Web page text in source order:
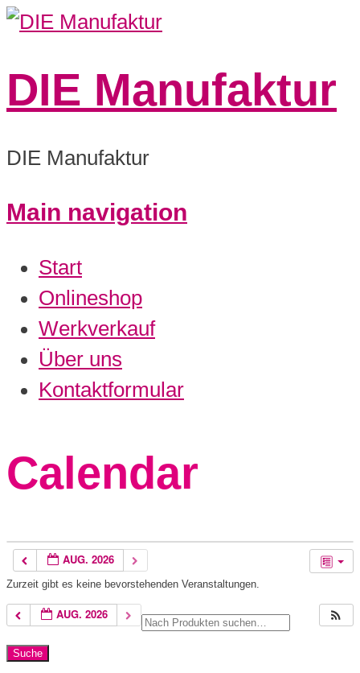
DIE Manufaktur
DIE Manufaktur
Main navigation
Start
Onlineshop
Werkverkauf
Über uns
Kontaktformular
Calendar
AUG. 2026
Zurzeit gibt es keine bevorstehenden Veranstaltungen.
AUG. 2026